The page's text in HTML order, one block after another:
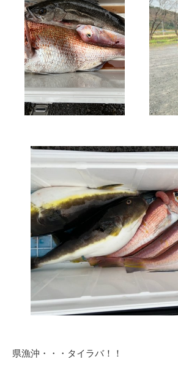
県漁沖・・・タイラバ！！